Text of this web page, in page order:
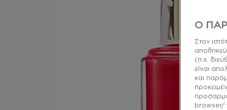
Ο
Στον
(π.χ.
είναι
και
browser/